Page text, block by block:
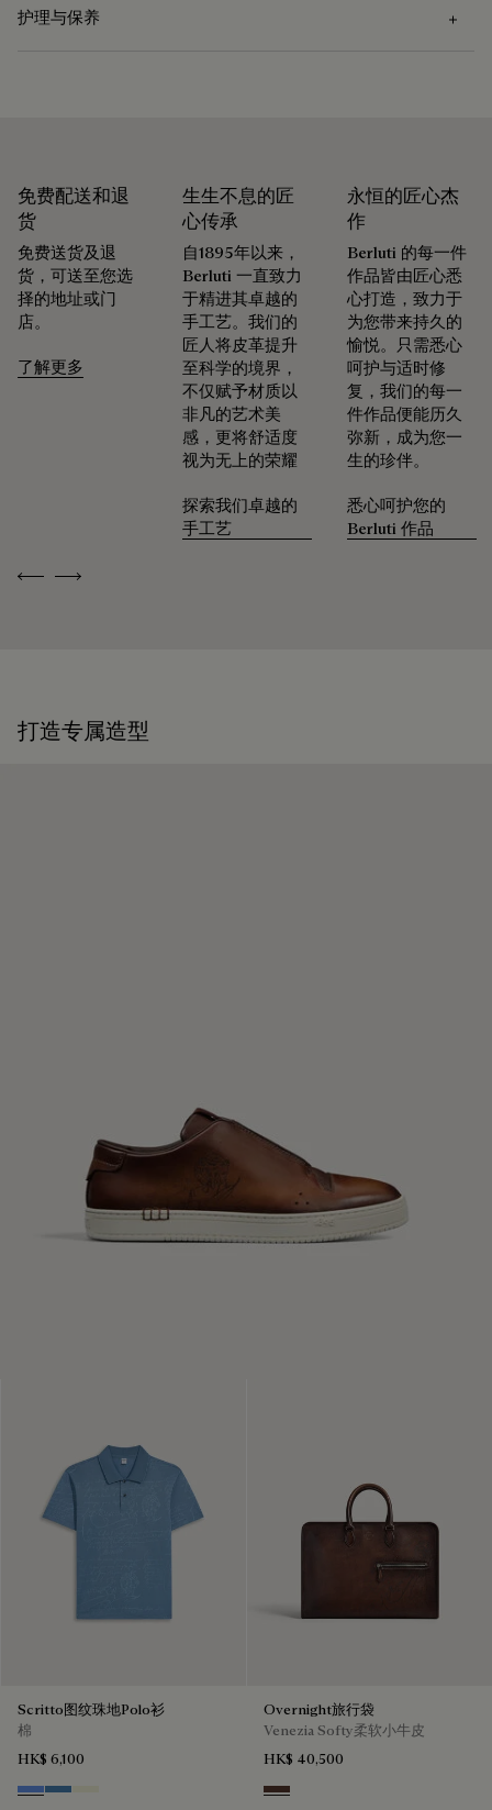
探寻材质本源
包装
Berluti 优先采用环保包装，不含原始化石塑料，全都使用可持
我们的匠心承诺
护理与保养
护理蜡以滋养和保护皮革。然后用抛光手套用力擦拭，令其焕
发光泽。
领略悉心呵护的仪式感
免费首次转色服务
Patina古法染色工艺凝聚数十载匠艺传承，令每件作品化为别
具一格的艺术臻品，映现出其所承载的故事与情感。 精品店臻
选约六十种色调，令Patina古法染色工艺的色泽随岁月流转，
作品皆能优雅长久地陪伴在顾客身边。
Previous
Next
免费配送和退
货
免费送货及退
货，可送至您选
择的地址或门
店。
了解更多
生生不息的匠
心传承
自1895年以来，
Berluti 一直致力
于精进其卓越的
手工艺。我们的
匠人将皮革提升
至科学的境界，
不仅赋予材质以
非凡的艺术美
感，更将舒适度
视为无上的荣耀
探索我们卓越的
手工艺
永恒的匠心杰
作
Berluti 的每一件
作品皆由匠心悉
心打造，致力于
为您带来持久的
愉悦。只需悉心
呵护与适时修
复，我们的每一
件作品便能历久
弥新，成为您一
生的珍伴。
悉心呵护您的
Berluti 作品
打造专属造型
Scritto图纹珠地Polo衫
棉
HK$ 6,100
Cornflower Blue
Nile Blue
Overnight旅行袋
Venezia Softy柔软小牛皮
HK$ 40,500
Soft Brown